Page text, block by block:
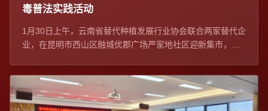
毒普法实践活动
1月30日上午，云南省替代种植发展行业协会联合两家替代企
业，在昆明市西山区融城优郡广场严家地社区迎新集市，开